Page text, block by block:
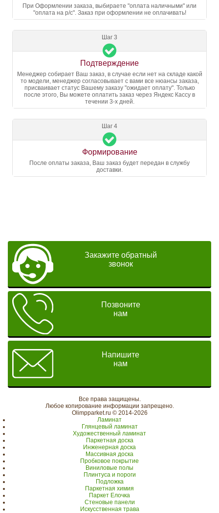
При Оформлении заказа, выбираете "оплата наличными" или
"оплата на р/с". Заказ при оформлении не оплачивать!
Шаг 3
Подтверждение
Менеджер собирает Ваш заказ, в случае если нет на складе какой
то модели, менеджер согласовывает с вами все нюансы заказа,
присваивает статус Вашему заказу "ожидает оплату". Только
после этого, Вы можете оплатить заказ через Яндекс Кассу в
течении 3-х дней.
Шаг 4
Формирование
После оплаты заказа, Ваш заказ будет передан в службу
доставки.
Закажите обратный
звонок
Позвоните
нам
Напишите
нам
Все права защищены.
Любое копирование информации запрещено.
Olimpparket.ru © 2014-2026
Ламинат
Глянцевый ламинат
Художественный ламинат
Паркетная доска
Инженерная доска
Массивная доска
Пробковое покрытие
Виниловые полы
Плинтуса и пороги
Подложка
Паркетная химия
Паркет Елочка
Стеновые панели
Искусственная трава